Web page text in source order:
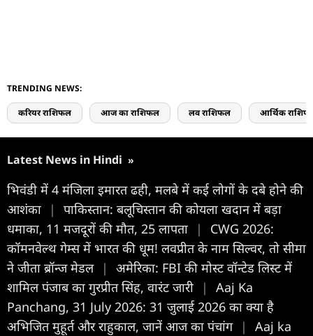
TRENDING NEWS:
करियर राशिफल आज का राशिफल लव राशिफल आर्थिक
Latest News in Hindi »
भिवंडी में 4 मंजिला इमारत ढही, मलबे में कई लोगों के दबे होने की
आशंका
|
पाकिस्तान: बलूचिस्तान की कोयला खदान में बड़ा
धमाका, 11 मजदूरों की मौत, 25 लापता
|
CWG 2026:
कॉमनवेल्थ गेम्स में भारत की धूम! लवप्रीत के नाम सिल्वर, तो सीमा
ने जीता ब्रॉन्ज मेडल |
अमेरिका: FBI की मोस्ट वॉन्टेड लिस्ट में
शामिल पंजाब का गुरप्रीत सिंह, वारंट जारी
|
Aaj Ka
Panchang, 31 July 2026: 31 जुलाई 2026 का क्या है
अभिजित मुहूर्त और राहुकाल, जानें आज का पंचांग |
Aaj ka